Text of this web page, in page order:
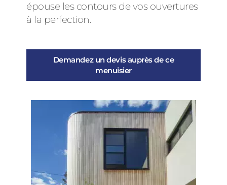
épouse les contours de vos ouvertures
à la perfection.
Demandez un devis auprès de ce
menuisier